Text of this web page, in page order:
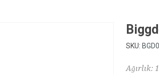
SKU:
Ağırlık: